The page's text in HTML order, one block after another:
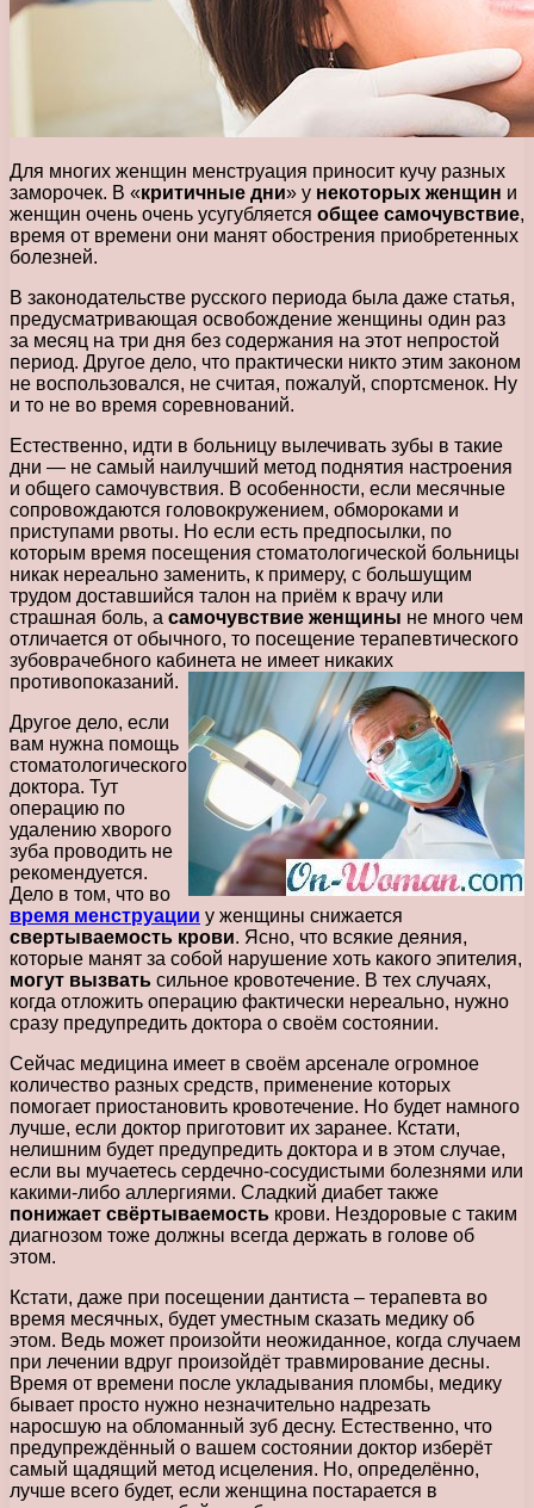
Для многих женщин менструация приносит кучу разных
заморочек. В «критичные дни» у некоторых женщин и
женщин очень очень усугубляется общее самочувствие,
время от времени они манят обострения приобретенных
болезней.
В законодательстве русского периода была даже статья,
предусматривающая освобождение женщины один раз
за месяц на три дня без содержания на этот непростой
период. Другое дело, что практически никто этим законом
не воспользовался, не считая, пожалуй, спортсменок. Ну
и то не во время соревнований.
Естественно, идти в больницу вылечивать зубы в такие
дни — не самый наилучший метод поднятия настроения
и общего самочувствия. В особенности, если месячные
сопровождаются головокружением, обмороками и
приступами рвоты. Но если есть предпосылки, по
которым время посещения стоматологической больницы
никак нереально заменить, к примеру, с большущим
трудом доставшийся талон на приём к врачу или
страшная боль, а самочувствие женщины не много чем
отличается от обычного, то посещение терапевтического
зубоврачебного кабинета не имеет никаких
противопоказаний.
Другое дело, если
вам нужна помощь
стоматологического
доктора. Тут
операцию по
удалению хворого
зуба проводить не
рекомендуется.
Дело в том, что во
время менструации у женщины снижается
свертываемость крови. Ясно, что всякие деяния,
которые манят за собой нарушение хоть какого эпителия,
могут вызвать сильное кровотечение. В тех случаях,
когда отложить операцию фактически нереально, нужно
сразу предупредить доктора о своём состоянии.
Сейчас медицина имеет в своём арсенале огромное
количество разных средств, применение которых
помогает приостановить кровотечение. Но будет намного
лучше, если доктор приготовит их заранее. Кстати,
нелишним будет предупредить доктора и в этом случае,
если вы мучаетесь сердечно-сосудистыми болезнями или
какими-либо аллергиями. Сладкий диабет также
понижает свёртываемость крови. Нездоровые с таким
диагнозом тоже должны всегда держать в голове об
этом.
Кстати, даже при посещении дантиста – терапевта во
время месячных, будет уместным сказать медику об
этом. Ведь может произойти неожиданное, когда случаем
при лечении вдруг произойдёт травмирование десны.
Время от времени после укладывания пломбы, медику
бывает просто нужно незначительно надрезать
наросшую на обломанный зуб десну. Естественно, что
предупреждённый о вашем состоянии доктор изберёт
самый щадящий метод исцеления. Но, определённо,
лучше всего будет, если женщина постарается в